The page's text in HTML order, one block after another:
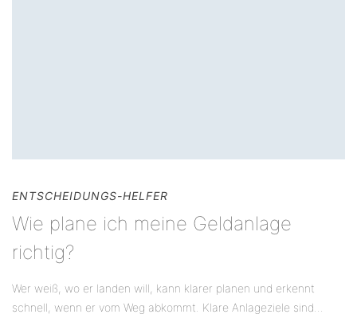
ENTSCHEIDUNGS-HELFER
Wie plane ich meine Geldanlage
richtig?
Wer weiß, wo er landen will, kann klarer planen und erkennt
schnell, wenn er vom Weg abkommt. Klare Anlageziele sind...